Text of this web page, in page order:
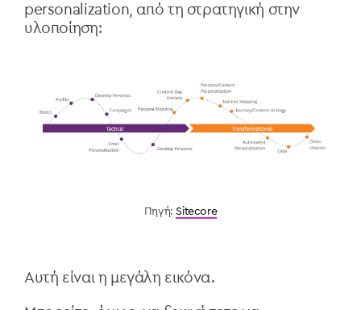
personalization, από τη στρατηγική στην
υλοποίηση:
Πηγή:Sitecore
Αυτή είναι η μεγάλη εικόνα.